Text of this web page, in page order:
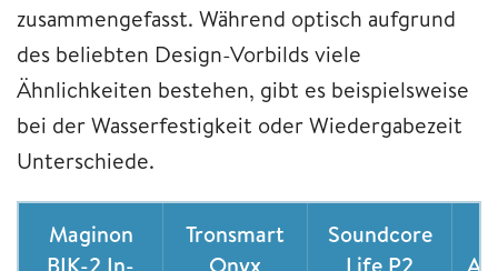
zusammengefasst. Während optisch aufgrund
des beliebten Design-Vorbilds viele
Ähnlichkeiten bestehen, gibt es beispielsweise
bei der Wasserfestigkeit oder Wiedergabezeit
Unterschiede.
Maginon
Tronsmart
Soundcore